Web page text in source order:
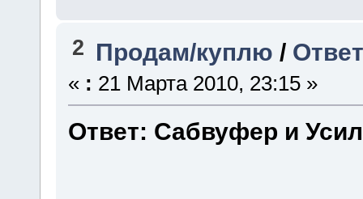
2 Продам/куплю /
« : 21 Марта 2010, 23:15 »
Ответ: Сабвуфер и